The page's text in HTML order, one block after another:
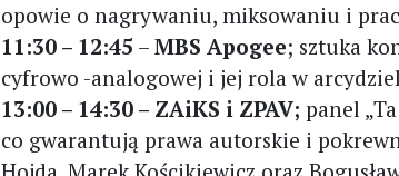
opowie o nagrywaniu, miksowaniu i
11:30 – 12:45 –MBS Apogee; sztuka
cyfrowo -analogowej i jej rola w
13:00 – 14:30 – ZAiKS i ZPAV;panel
co gwarantują prawa autorskie i